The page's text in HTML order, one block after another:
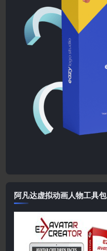
阿凡达虚拟动画人物工具包